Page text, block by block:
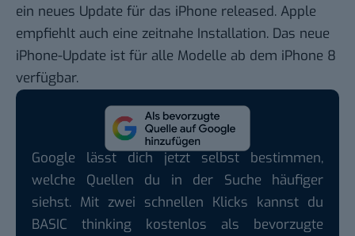
ein neues Update für das iPhone released. Apple
empfiehlt auch eine zeitnahe Installation. Das neue
iPhone-Update ist für alle Modelle ab dem iPhone 8
verfügbar.
Google lässt dich jetzt selbst bestimmen,
welche Quellen du in der Suche häufiger
siehst. Mit zwei schnellen Klicks kannst du
BASIC thinking kostenlos als bevorzugte